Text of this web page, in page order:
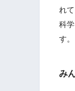
れ
科
す。
み